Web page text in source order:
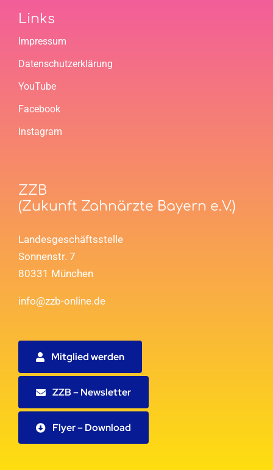
Links
Impressum
Datenschutzerklärung
YouTube
Facebook
Instagram
ZZB
(Zukunft Zahnärzte Bayern e.V.)
Landesgeschäftsstelle
Sonnenstr. 7
80331 München
info@zzb-online.de
Mitglied werden
ZZB – Newsletter
Flyer – Download